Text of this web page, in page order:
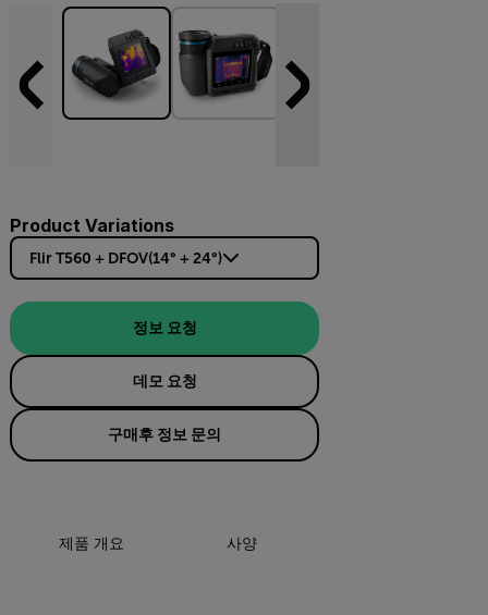
Product Variations
Flir T560 + DFOV(14° + 24°)
정보 요청
데모 요청
구매후 정보 문의
제품 개요 사양